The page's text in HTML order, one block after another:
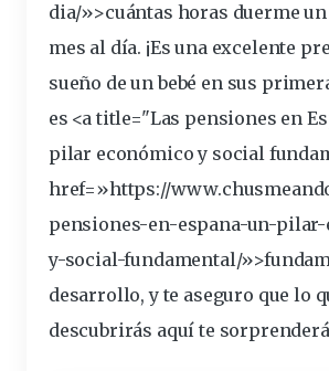
dia/»>cuántas horas duerme un
mes al día. ¡Es una excelente
sueño de un bebé en sus
es <a title="Las pensiones en
pilar económico y social
href=»https://
pensiones-en-espana-un-
y-social-fundamental/
desarrollo, y te aseguro que lo
descubrirás aquí te